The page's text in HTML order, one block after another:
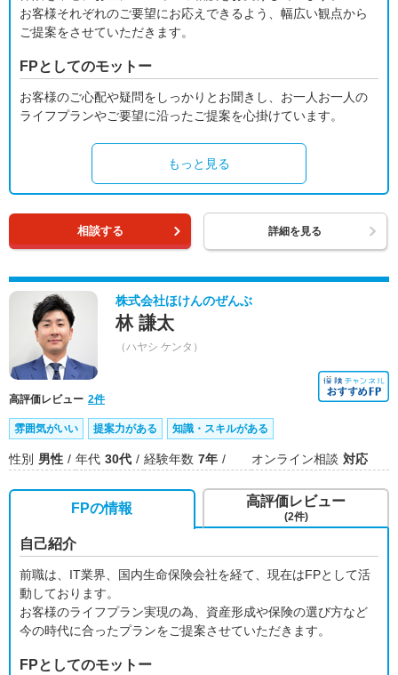
お客様それぞれのご要望にお応えできるよう、幅広い観点から
ご提案をさせていただきます。
FPとしてのモットー
お客様のご心配や疑問をしっかりとお聞きし、お一人お一人の
ライフプランやご要望に沿ったご提案を心掛けています。
もっと見る
相談する 詳細を見る
株式会社ほけんのぜんぶ
林 謙太
（ハヤシ ケンタ）
高評価レビュー 2件
雰囲気がいい 提案力がある 知識・スキルがある
性別 男性 年代 30代 経験年数 7年 オンライン相談 対応
FPの情報
自己紹介
前職は、IT業界、国内生命保険会社を経て、現在はFPとして活
動しております。
お客様のライフプラン実現の為、資産形成や保険の選び方など
今の時代に合ったプランをご提案させていただきます。
FPとしてのモットー
高評価レビュー
(2件)